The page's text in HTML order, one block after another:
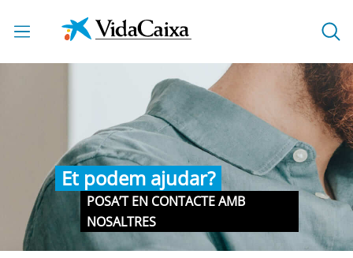
Salta al contingut principal
Et podem ajudar?
POSA’T EN CONTACTE AMB
NOSALTRES